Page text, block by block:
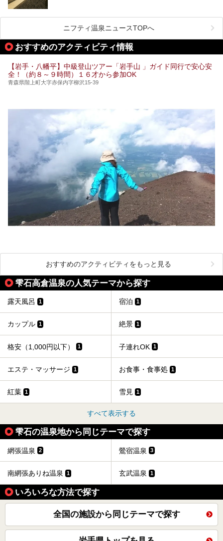
今回は、岩手県でおすすめの温泉、銭湯、スパにある岩盤浴
を紹介します！
温度も低めなので、暑いのが苦手な人でも大満足な施設です
ニフティ温泉ニュースTOPへ
おすすめのアクティビティ情報
【岩手・八幡平】中級登山ツアー「岩手山 」ガイド同行で安心安
全！（約８～９時間）１６才から参加OK
青森県階上町大字赤保内字柳沢15-39
おすすめのアクティビティをもっと見る
雫石高倉温泉の人気テーマから探す
露天風呂 1 宿泊 1
カップル 1 絶景 1
格安（1,000円以下） 1 子連れOK 1
エステ・マッサージ 1 お食事・食事処 1
紅葉 1 雪見 1
すべて表示する
雫石の温泉地から同じテーマで探す
網張温泉 2 鶯宿温泉 3
南網張ありね温泉 1 玄武温泉 1
いろいろな方法で探す
全国の施設から同じテーマで探す